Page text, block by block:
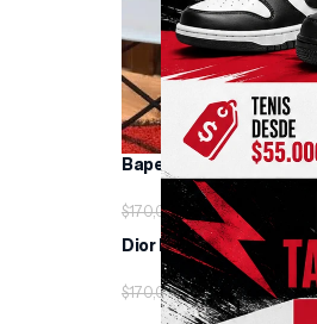
Bape Sta
$170,000.00 $85,000.00
Seleccionar Opciones
-10%
Dior B30 black
$170,000.00 $ 153,000.00
Seleccionar Opciones